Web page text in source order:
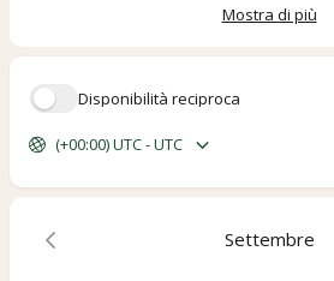
3515989067
Mostra di più
Disponibilità reciproca
(+00:00) UTC - UTC
Settembre